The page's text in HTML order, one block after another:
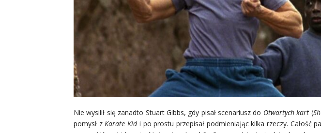
Nie wysilił się zanadto Stuart Gibbs, gdy pisał scenariusz do Otwartych kart (
pomysł z Karate Kid i po prostu przepisał podmieniając kilka rzeczy. Całość